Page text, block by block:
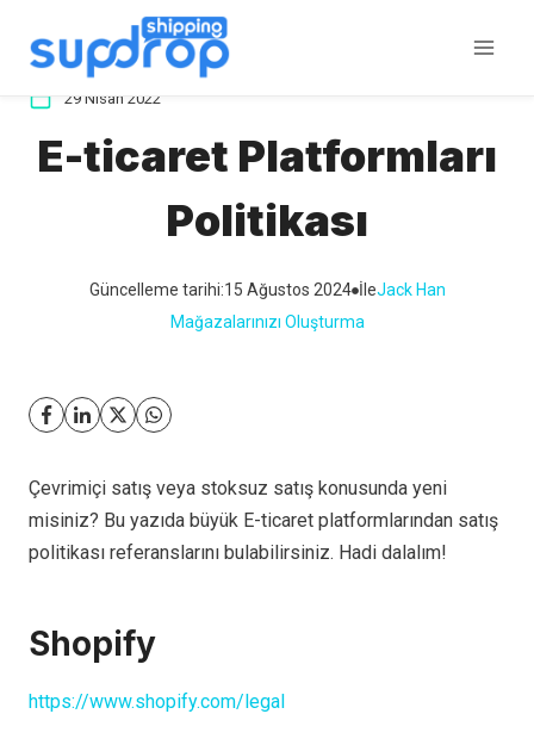
29 Nisan 2022
E-ticaret Platformları
Politikası
Güncelleme tarihi:15 Ağustos 2024 İleJack Han
Mağazalarınızı Oluşturma
Çevrimiçi satış veya stoksuz satış konusunda yeni
misiniz? Bu yazıda büyük E-ticaret platformlarından satış
politikası referanslarını bulabilirsiniz. Hadi dalalım!
Shopify
https://www.shopify.com/legal